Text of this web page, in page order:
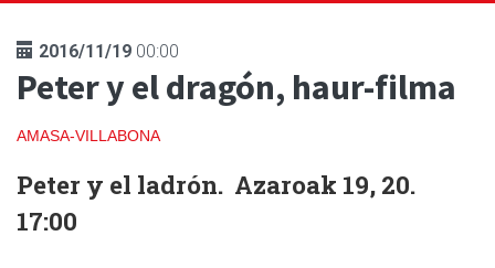
2016/11/19 00:00
Peter y el dragón, haur-filma
AMASA-VILLABONA
Peter y el ladrón. Azaroak 19, 20.
17:00